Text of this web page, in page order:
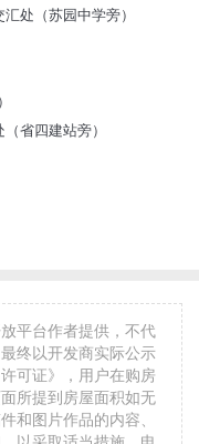
处（苏园中学旁）
省四建站旁）
平台作者提供，不代
终以开发商实际公示
可证》，用户在购房
所提到房屋面积如无
和图片作品的内容、